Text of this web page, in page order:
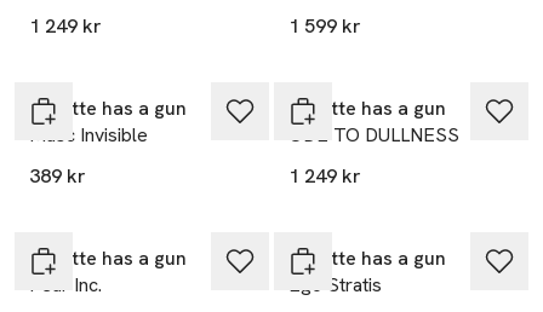
1 249 kr
1 599 kr
Juliette has a gun
Musc Invisible
389 kr
Juliette has a gun
ODE TO DULLNESS
1 249 kr
Juliette has a gun
Pear Inc.
Juliette has a gun
Ego Stratis